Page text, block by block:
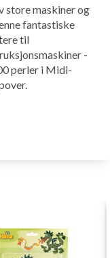
store maskiner og
fantastiske
til
-
perler i Midi-